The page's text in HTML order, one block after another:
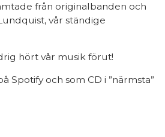
från originalbanden och
vår ständige
hört vår musik förut!
Spotify och som CD i ”närmsta”